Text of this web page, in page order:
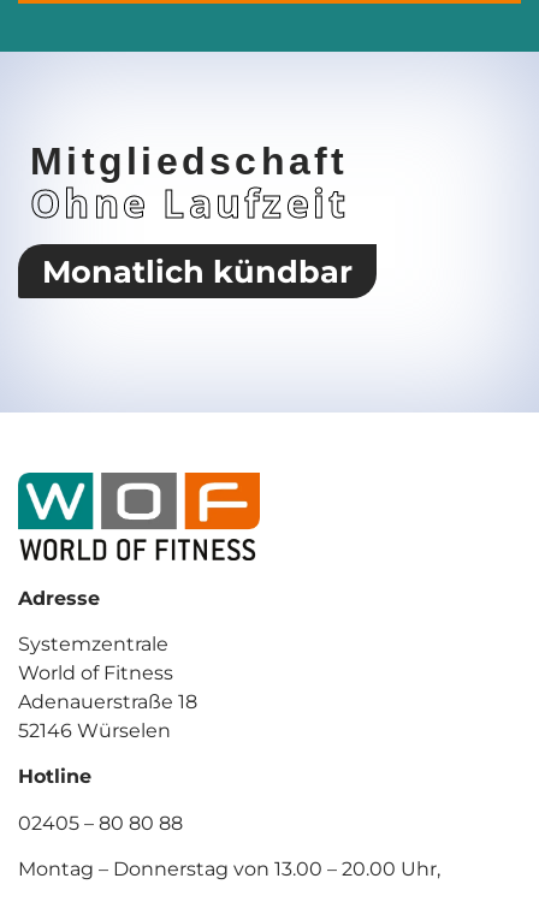
Mitgliedschaft
Ohne Laufzeit
Monatlich kündbar
Adresse
Systemzentrale
World of Fitness
Adenauerstraße 18
52146 Würselen
Hotline
02405 – 80 80 88
Montag – Donnerstag von 13.00 – 20.00 Uhr,